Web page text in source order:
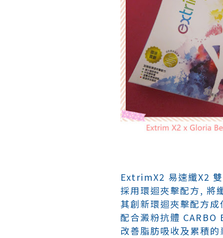
ExtrimX2 易速纖X2
採用環迴夾擊配方, 將
其創新環迴夾擊配方
配合澱粉抗體
改善脂肪吸收及累積